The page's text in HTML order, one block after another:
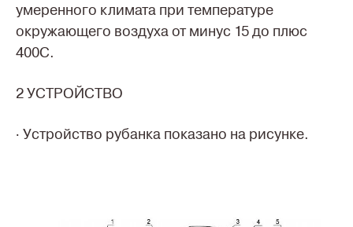
умеренного климата при температуре
окружающего воздуха от минус 15 до плюс
400С.
2 УСТРОЙСТВО
· Устройство рубанка показано на рисунке.